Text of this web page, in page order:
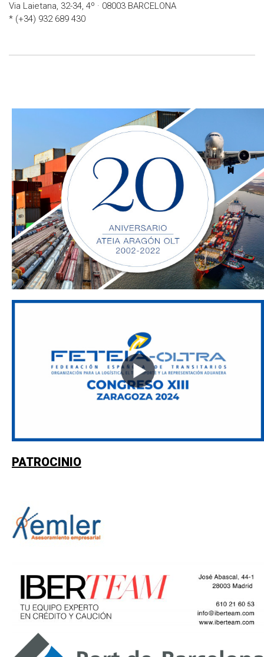
Via Laietana, 32-34, 4º · 08003 BARCELONA
* (+34) 932 689 430
PATROCINIO